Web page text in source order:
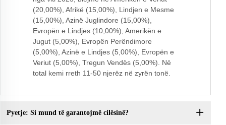
(20,00%), Afrikë (15,00%), Lindjen e Mesme
(15,00%), Azinë Juglindore (15,00%),
Evropën e Lindjes (10,00%), Amerikën e
Jugut (5,00%), Evropën Perëndimore
(5,00%), Azinë e Lindjes (5,00%), Evropën e
Veriut (5,00%), Tregun Vendës (5,00%). Në
total kemi rreth 11-50 njerëz në zyrën tonë.
Pyetje: Si mund të garantojmë cilësinë?